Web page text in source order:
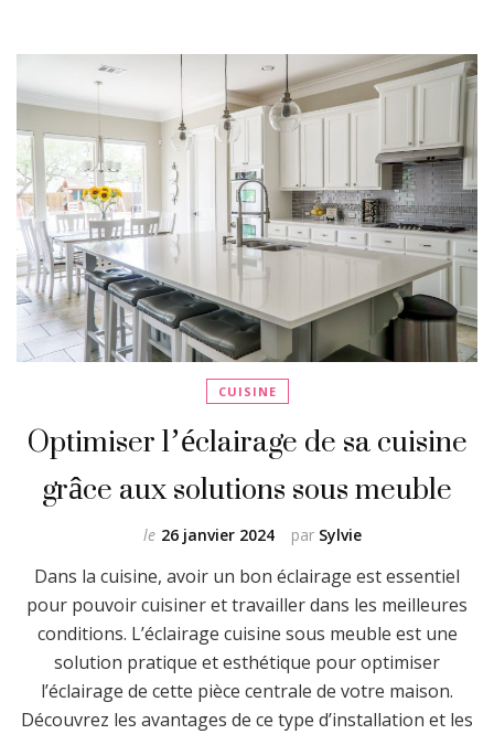
CUISINE
Optimiser l’éclairage de sa cuisine
grâce aux solutions sous meuble
par Sylvie
le 26 janvier 2024
Dans la cuisine, avoir un bon éclairage est essentiel
pour pouvoir cuisiner et travailler dans les meilleures
conditions. L’éclairage cuisine sous meuble est une
solution pratique et esthétique pour optimiser
l’éclairage de cette pièce centrale de votre maison.
Découvrez les avantages de ce type d’installation et les